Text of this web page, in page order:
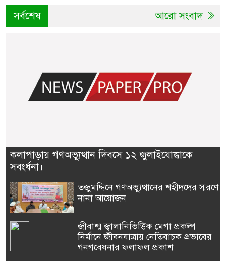
সর্বশেষ আরো সংবাদ
কলাপাড়ায় গণঅভ্যুত্থান দিবসে ১২ জুলাইযোদ্ধাকে
সবংর্ধনা।
তজুমদ্দিনে গণঅভ্যুত্থানের শহীদদের স্মরণে
নানা আয়োজন
জীবাশ্ম জ্বালানিভিত্তিক মেগা প্রকল্প
নির্মানে জীবনযাত্রায় নেতিবাচক প্রভাবের
গনগবেষনার ফলাফল প্রকাশ